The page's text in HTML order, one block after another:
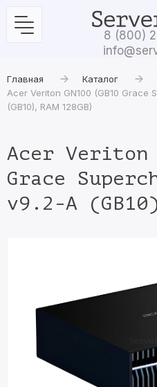
8 (800)
Главная Каталог
Acer Veriton GN100 (GB10 Grace
(GB10), RAM 128GB)
Acer Veriton
Grace
v9.2-A